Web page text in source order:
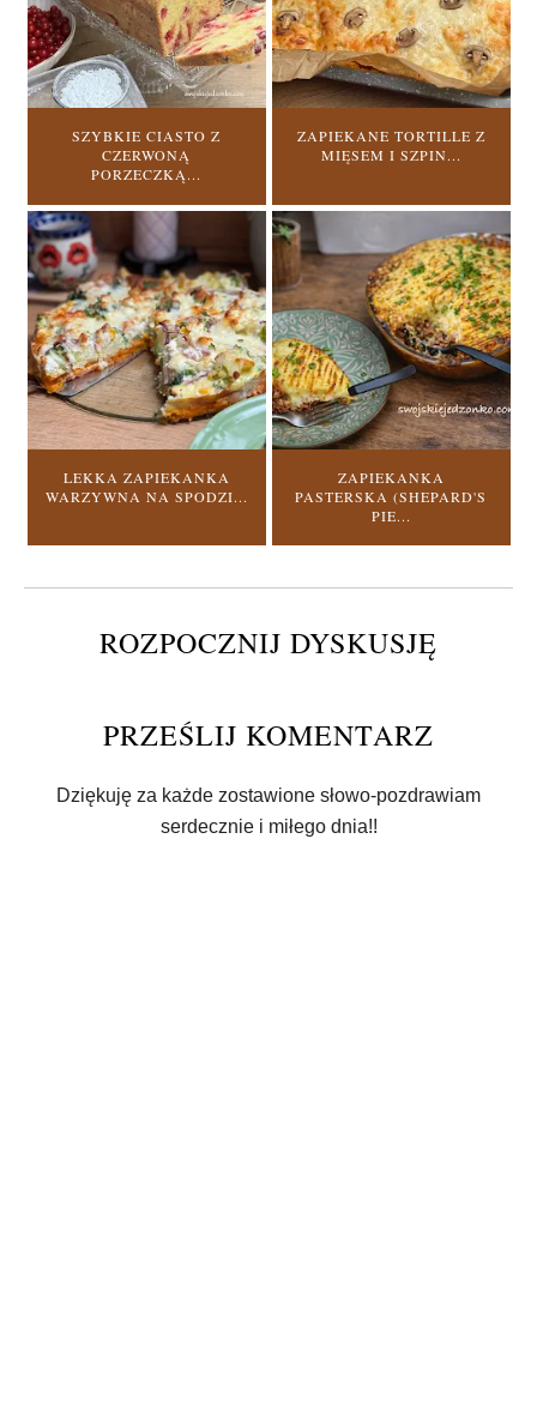
SZYBKIE CIASTO Z
CZERWONĄ
PORZECZKĄ...
ZAPIEKANE TORTILLE Z
MIĘSEM I SZPIN...
LEKKA ZAPIEKANKA
WARZYWNA NA SPODZI...
ZAPIEKANKA
PASTERSKA (SHEPARD'S
PIE...
ROZPOCZNIJ DYSKUSJĘ
PRZEŚLIJ KOMENTARZ
Dziękuję za każde zostawione słowo-pozdrawiam
serdecznie i miłego dnia!!